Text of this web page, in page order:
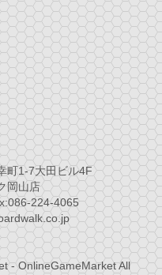
町1-7大田ビル4F
岡山店
224-4065
- OnlineGameMarket All